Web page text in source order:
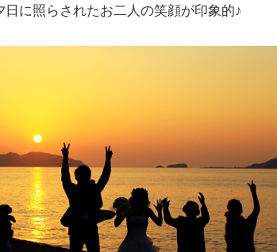
に照らされたお二人の笑顔が印象的♪